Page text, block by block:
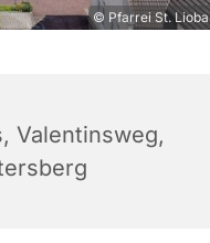
© Pfarrei St. Lioba
Valentinsweg,